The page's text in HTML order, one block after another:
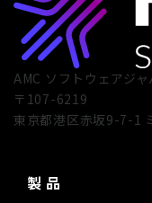
AMC ソフトウェアジ
〒107-6219
東京都港区赤坂9-7-1
製 品